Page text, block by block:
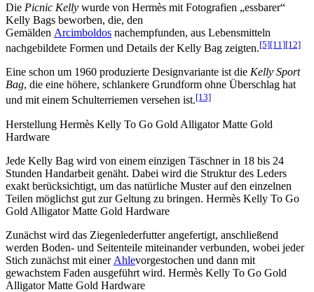
Die Picnic Kelly wurde von Hermès mit Fotografien „essbarer“
Kelly Bags beworben, die, den
Gemälden Arcimboldos nachempfunden, aus Lebensmitteln
nachgebildete Formen und Details der Kelly Bag zeigten.[5][11][12]
Eine schon um 1960 produzierte Designvariante ist die Kelly Sport
Bag, die eine höhere, schlankere Grundform ohne Überschlag hat
und mit einem Schulterriemen versehen ist.[13]
Herstellung Hermès Kelly To Go Gold Alligator Matte Gold
Hardware
Jede Kelly Bag wird von einem einzigen Täschner in 18 bis 24
Stunden Handarbeit genäht. Dabei wird die Struktur des Leders
exakt berücksichtigt, um das natürliche Muster auf den einzelnen
Teilen möglichst gut zur Geltung zu bringen. Hermès Kelly To Go
Gold Alligator Matte Gold Hardware
Zunächst wird das Ziegenlederfutter angefertigt, anschließend
werden Boden- und Seitenteile miteinander verbunden, wobei jeder
Stich zunächst mit einer Ahlevorgestochen und dann mit
gewachstem Faden ausgeführt wird. Hermès Kelly To Go Gold
Alligator Matte Gold Hardware